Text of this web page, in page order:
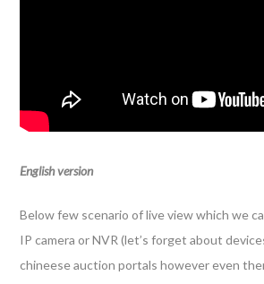
English version
Below few scenario of live view which we
IP camera or NVR (let’s forget about
chineese auction portals however even